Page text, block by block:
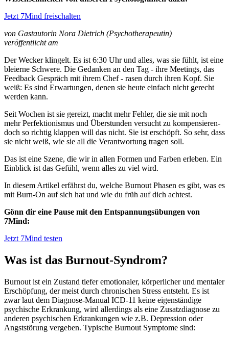
Jetzt 7Mind freischalten
von Gastautorin Nora Dietrich (Psychotherapeutin)
veröffentlicht am
Der Wecker klingelt. Es ist 6:30 Uhr und alles, was sie fühlt, ist eine
bleierne Schwere. Die Gedanken an den Tag - ihre Meetings, das
Feedback Gespräch mit ihrem Chef - rasen durch ihren Kopf. Sie
weiß: Es sind Erwartungen, denen sie heute einfach nicht gerecht
werden kann.
Seit Wochen ist sie gereizt, macht mehr Fehler, die sie mit noch
mehr Perfektionismus und Überstunden versucht zu kompensieren-
doch so richtig klappen will das nicht. Sie ist erschöpft. So sehr, dass
sie nicht weiß, wie sie all die Verantwortung tragen soll.
Das ist eine Szene, die wir in allen Formen und Farben erleben. Ein
Einblick ist das Gefühl, wenn alles zu viel wird.
In diesem Artikel erfährst du, welche Burnout Phasen es gibt, was es
mit Burn-On auf sich hat und wie du früh auf dich achtest.
Gönn dir eine Pause mit den Entspannungsübungen von
7Mind:
Jetzt 7Mind testen
Was ist das Burnout-Syndrom?
Burnout ist ein Zustand tiefer emotionaler, körperlicher und mentaler
Erschöpfung, der meist durch chronischen Stress entsteht. Es ist
zwar laut dem Diagnose-Manual ICD-11 keine eigenständige
psychische Erkrankung, wird allerdings als eine Zusatzdiagnose zu
anderen psychischen Erkrankungen wie z.B. Depression oder
Angststörung vergeben. Typische Burnout Symptome sind: